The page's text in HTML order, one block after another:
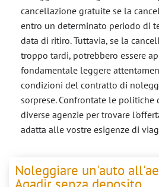
cancellazione gratuite se la
entro un determinato periodo di
data di ritiro. Tuttavia, se la
troppo tardi, potrebbero essere
fondamentale leggere
condizioni del contratto di
sorprese. Confrontate le politiche
diverse agenzie per trovare
adatta alle vostre esigenze di
Noleggiare un'auto